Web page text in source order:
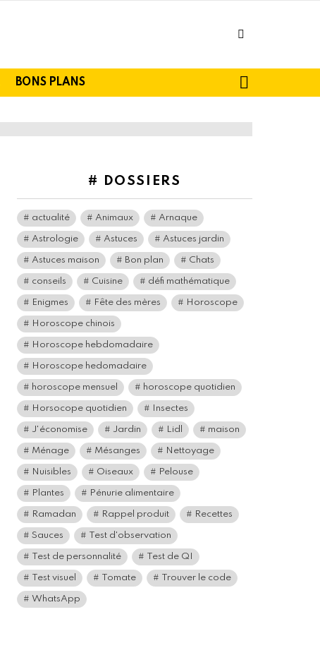
BONS PLANS
# DOSSIERS
actualité Animaux Arnaque
Astrologie Astuces Astuces jardin
Astuces maison Bon plan Chats
conseils Cuisine défi mathématique
Enigmes Fête des mères Horoscope
Horoscope chinois
Horoscope hebdomadaire
Horoscope hedomadaire
horoscope mensuel horoscope quotidien
Horsocope quotidien Insectes
J'économise Jardin Lidl maison
Ménage Mésanges Nettoyage
Nuisibles Oiseaux Pelouse
Plantes Pénurie alimentaire
Ramadan Rappel produit Recettes
Sauces Test d'observation
Test de personnalité Test de QI
Test visuel Tomate Trouver le code
WhatsApp